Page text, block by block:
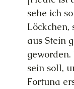
sehe ich
aus Stein
sein soll,
Fortuna